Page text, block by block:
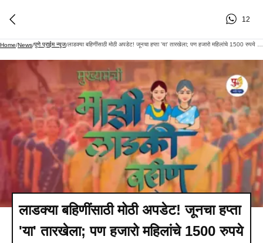
12
Home/News/पुणे प्राईम न्यूज/
लाडक्या बहिणींसाठी मोठी अपडेट! जूनचा हप्ता
'या' तारखेला; पण हजारो महिलांचे 1500 रुपये